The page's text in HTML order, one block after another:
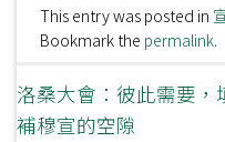
This entry was posted in
Bookmark the permalink.
洛桑大會：彼此需要，
補穆宣的空隙